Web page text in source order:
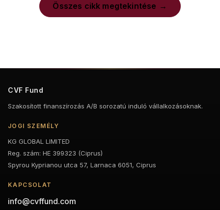
Összes cikk megtekintése
CVF Fund
Szakosított finanszírozás A/B sorozatú induló vállalkozásoknak.
JOGI SZEMÉLY
KG GLOBAL LIMITED
Reg. szám: HE 399323 (Ciprus)
Spyrou Kyprianou utca 57, Larnaca 6051, Ciprus
KAPCSOLAT
info@cvffund.com